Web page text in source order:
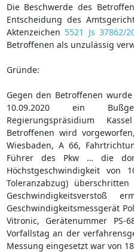
Die Beschwerde des
Entscheidung des
Aktenzeichen 5521 Js 37862/
Betroffenen als unzulässig
Gründe:
Gegen den Betroffenen
10.09.2020 ein
Regierungspräsidium
Betroffenen wird
Wiesbaden, A 66,
Führer des Pkw … die dort
Höchstgeschwindigkeit
Toleranzabzug)
Geschwindigkeitsmessgerät
Vitronic, Gerätenummer PS-
Vorfallstag an der
Messung eingesetzt war von